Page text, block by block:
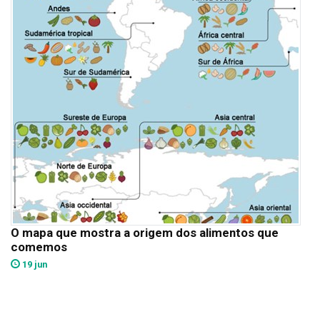
O mapa que mostra a origem dos alimentos que
comemos
19 jun